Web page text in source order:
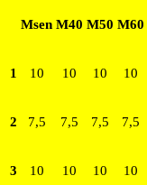
Msen M40 M50 M60
1 10 10 10 10
2 7,5 7,5 7,5 7,5
3 10 10 10 10